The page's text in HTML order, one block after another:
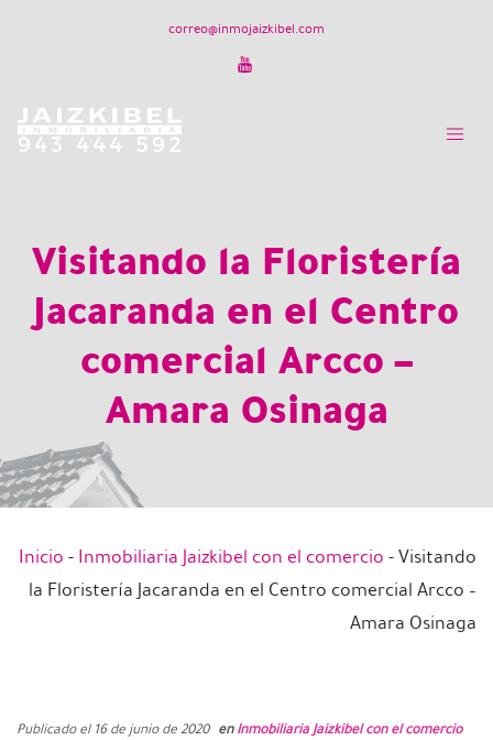
correo@inmojaizkibel.com
Visitando la Floristería
Jacaranda en el Centro
comercial Arcco –
Amara Osinaga
Inicio - Inmobiliaria Jaizkibel con el comercio -Visitando
la Floristería Jacaranda en el Centro comercial Arcco –
Amara Osinaga
Publicado el 16 de junio de 2020 enInmobiliaria Jaizkibel con el comercio